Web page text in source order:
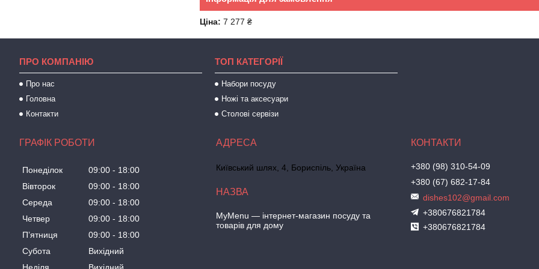
Ціна: 7 277 ₴
ПРО КОМПАНІЮ
Про нас
Головна
Контакти
ТОП КАТЕГОРІЇ
Набори посуду
Ножі та аксесуари
Столові сервізи
ГРАФІК РОБОТИ
Понеділок 09:00
18:00
Вівторок
09:00
18:00
Середа
09:00
18:00
Четвер
09:00
18:00
Пʼятниця
09:00
18:00
Субота
Вихідний
Київський шлях, 4, Бориспіль, Україна
MyMenu — інтернет-магазин посуду та
товарів для дому
+380 (98) 310-54-09
+380 (67) 682-17-84
dishes102@gmail.com
+380676821784
+380676821784